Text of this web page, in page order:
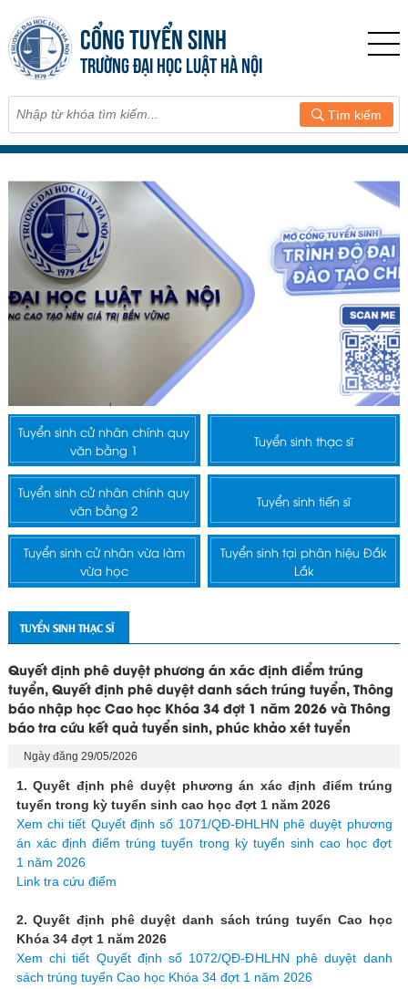
CỔNG TUYỂN SINH
TRƯỜNG ĐẠI HỌC LUẬT HÀ NỘI
Tìm kiếm
Tuyển sinh cử nhân chính quy
văn bằng 1
Tuyển sinh thạc sĩ
Tuyển sinh cử nhân chính quy
văn bằng 2
Tuyển sinh tiến sĩ
Tuyển sinh cử nhân vừa làm
vừa học
Tuyển sinh tại phân hiệu Đắk
Lắk
TUYỂN SINH THẠC SĨ
Quyết định phê duyệt phương án xác định điểm trúng
tuyển, Quyết định phê duyệt danh sách trúng tuyển, Thông
báo nhập học Cao học Khóa 34 đợt 1 năm 2026 và Thông
báo tra cứu kết quả tuyển sinh, phúc khảo xét tuyển
Ngày đăng 29/05/2026
1. Quyết định phê duyệt phương án xác định điểm trúng
tuyển trong kỳ tuyển sinh cao học đợt 1 năm 2026
Xem chi tiết Quyết định số 1071/QĐ-ĐHLHN phê duyệt phương
án xác định điểm trúng tuyển trong kỳ tuyển sinh cao học đợt
1 năm 2026
Link tra cứu điểm
2. Quyết định phê duyệt danh sách trúng tuyển Cao học
Khóa 34 đợt 1 năm 2026
Xem chi tiết Quyết định số 1072/QĐ-ĐHLHN phê duyệt danh
sách trúng tuyển Cao học Khóa 34 đợt 1 năm 2026